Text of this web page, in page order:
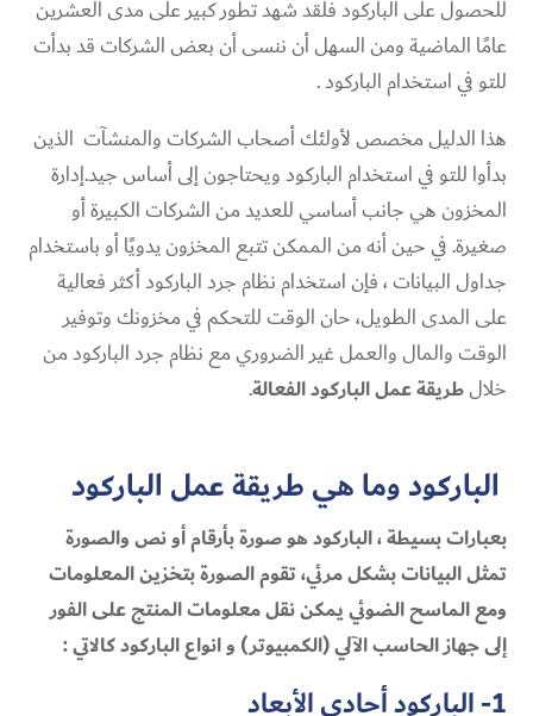
للحصول على الباركود فلقد شهد تطور كبير على مدى العشرين
عامًا الماضية ومن السهل أن ننسى أن بعض الشركات قد بدأت
للتو في استخدام الباركود .
هذا الدليل مخصص لأولئك أصحاب الشركات والمنشآت الذين
بدأوا للتو في استخدام الباركود ويحتاجون إلى أساس جيد.إدارة
المخزون هي جانب أساسي للعديد من الشركات الكبيرة أو
صغيرة. في حين أنه من الممكن تتبع المخزون يدويًا أو باستخدام
جداول البيانات ، فإن استخدام نظام جرد الباركود أكثر فعالية
على المدى الطويل، حان الوقت للتحكم في مخزونك وتوفير
الوقت والمال والعمل غير الضروري مع نظام جرد الباركود من
خلالطريقة عمل الباركود الفعالة.
الباركود وما هي طريقة عمل الباركود
بعبارات بسيطة ، الباركود هو صورة بأرقام أو نص والصورة
تمثل البيانات بشكل مرئي، تقوم الصورة بتخزين المعلومات
ومع الماسح الضوئي يمكن نقل معلومات المنتج على الفور
إلى جهاز الحاسب الآلي (الكمبيوتر) و انواع الباركود كالاتي :
1- الباركود أحادي الأبعاد